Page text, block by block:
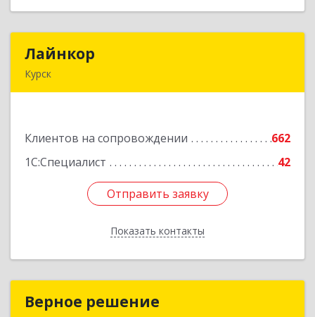
Лайнкор
Курск
Клиентов на сопровождении
662
1С:Специалист
42
Отправить заявку
Показать контакты
Подробнее
Отправить заявку
Назад
Верное решениеВерное решение